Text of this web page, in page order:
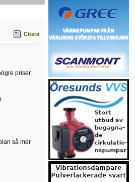
Citera
priser
så mer